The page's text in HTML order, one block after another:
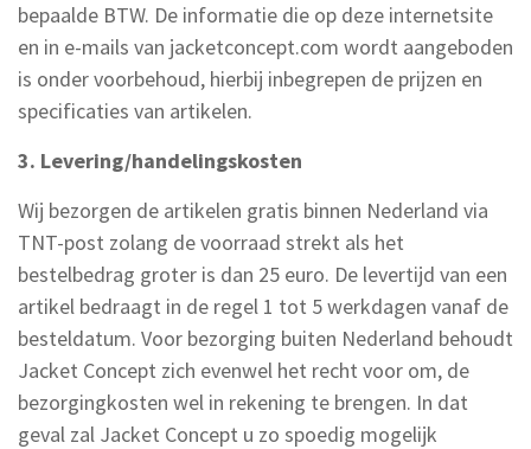
bepaalde BTW. De informatie die op deze internetsite
en in e-mails van jacketconcept.com wordt aangeboden
is onder voorbehoud, hierbij inbegrepen de prijzen en
specificaties van artikelen.
3. Levering/handelingskosten
Wij bezorgen de artikelen gratis binnen Nederland via
TNT-post zolang de voorraad strekt als het
bestelbedrag groter is dan 25 euro. De levertijd van een
artikel bedraagt in de regel 1 tot 5 werkdagen vanaf de
besteldatum. Voor bezorging buiten Nederland behoudt
Jacket Concept zich evenwel het recht voor om, de
bezorgingkosten wel in rekening te brengen. In dat
geval zal Jacket Concept u zo spoedig mogelijk